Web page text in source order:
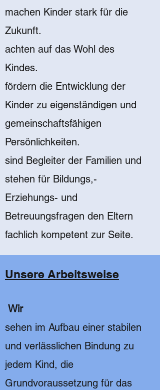
machen Kinder stark für die
Zukunft.
achten auf das Wohl des
Kindes.
fördern die Entwicklung der
Kinder zu eigenständigen und
gemeinschaftsfähigen
Persönlichkeiten.
sind Begleiter der Familien und
stehen für Bildungs,-
Erziehungs- und
Betreuungsfragen den Eltern
fachlich kompetent zur Seite.
Unsere Arbeitsweise
Wir
sehen im Aufbau einer stabilen
und verlässlichen Bindung zu
jedem Kind, die
Grundvoraussetzung für das